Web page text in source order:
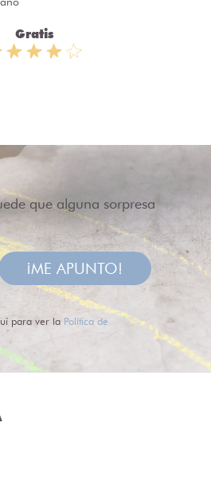
Gratis
que alguna sorpresa
¡ME APUNTO!
para ver la Política de